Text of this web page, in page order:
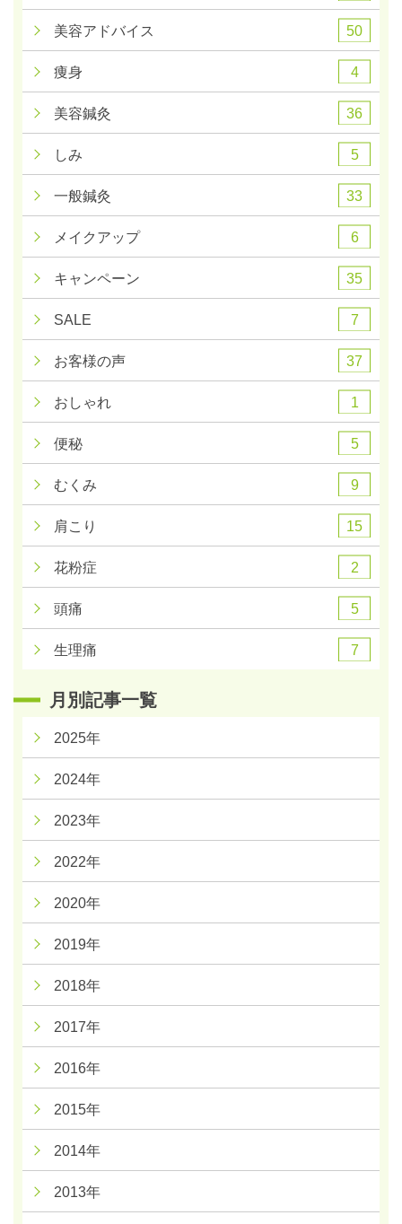
美容アドバイス 50
痩身 4
美容鍼灸 36
しみ 5
一般鍼灸 33
メイクアップ 6
キャンペーン 35
SALE 7
お客様の声 37
おしゃれ 1
便秘 5
むくみ 9
肩こり 15
花粉症 2
頭痛 5
生理痛 7
月別記事一覧
2025年
2024年
2023年
2022年
2020年
2019年
2018年
2017年
2016年
2015年
2014年
2013年